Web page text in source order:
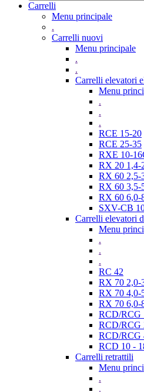
Carrelli
Menu principale
.
Carrelli nuovi
Menu principale
.
.
Carrelli elevatori
Menu
.
.
.
RCE 15-20
RCE 25-35
RXE 10-
RX 20 1,4-
RX 60 2,5-
RX 60 3,5-
RX 60 6,0-
SXV-CB
Carrelli elevatori
Menu
.
.
.
RC 42
RX 70 2,0-
RX 70 4,0-
RX 70 6,0-
RCD/RCG
RCD/RCG
RCD/RCG
RCD 10 -
Carrelli retrattili
Menu
.
.